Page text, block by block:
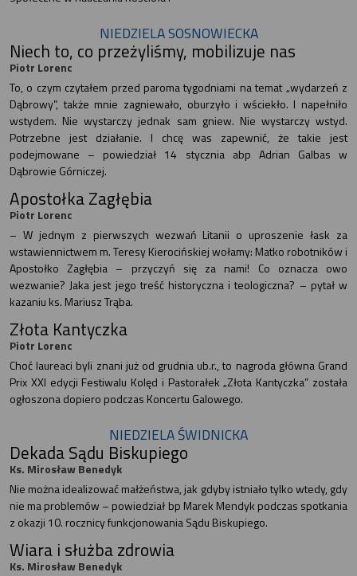
NIEDZIELA SOSNOWIECKA
Niech to, co przeżyliśmy, mobilizuje nas
Piotr Lorenc
To, o czym czytałem przed paroma tygodniami na temat „wydarzeń z
Dąbrowy”, także mnie zagniewało, oburzyło i wściekło. I napełniło
wstydem. Nie wystarczy jednak sam gniew. Nie wystarczy wstyd.
Potrzebne jest działanie. I chcę was zapewnić, że takie jest
podejmowane – powiedział 14 stycznia abp Adrian Galbas w
Dąbrowie Górniczej.
Apostołka Zagłębia
Piotr Lorenc
– W jednym z pierwszych wezwań Litanii o uproszenie łask za
wstawiennictwem m. Teresy Kierocińskiej wołamy: Matko robotników i
Apostołko Zagłębia – przyczyń się za nami! Co oznacza owo
wezwanie? Jaka jest jego treść historyczna i teologiczna? – pytał w
kazaniu ks. Mariusz Trąba.
Złota Kantyczka
Piotr Lorenc
Choć laureaci byli znani już od grudnia ub.r., to nagroda główna Grand
Prix XXI edycji Festiwalu Kolęd i Pastorałek „Złota Kantyczka” została
ogłoszona dopiero podczas Koncertu Galowego.
NIEDZIELA ŚWIDNICKA
Dekada Sądu Biskupiego
Ks. Mirosław Benedyk
Nie można idealizować małżeństwa, jak gdyby istniało tylko wtedy, gdy
nie ma problemów – powiedział bp Marek Mendyk podczas spotkania
z okazji 10. rocznicy funkcjonowania Sądu Biskupiego.
Wiara i służba zdrowia
Ks. Mirosław Benedyk